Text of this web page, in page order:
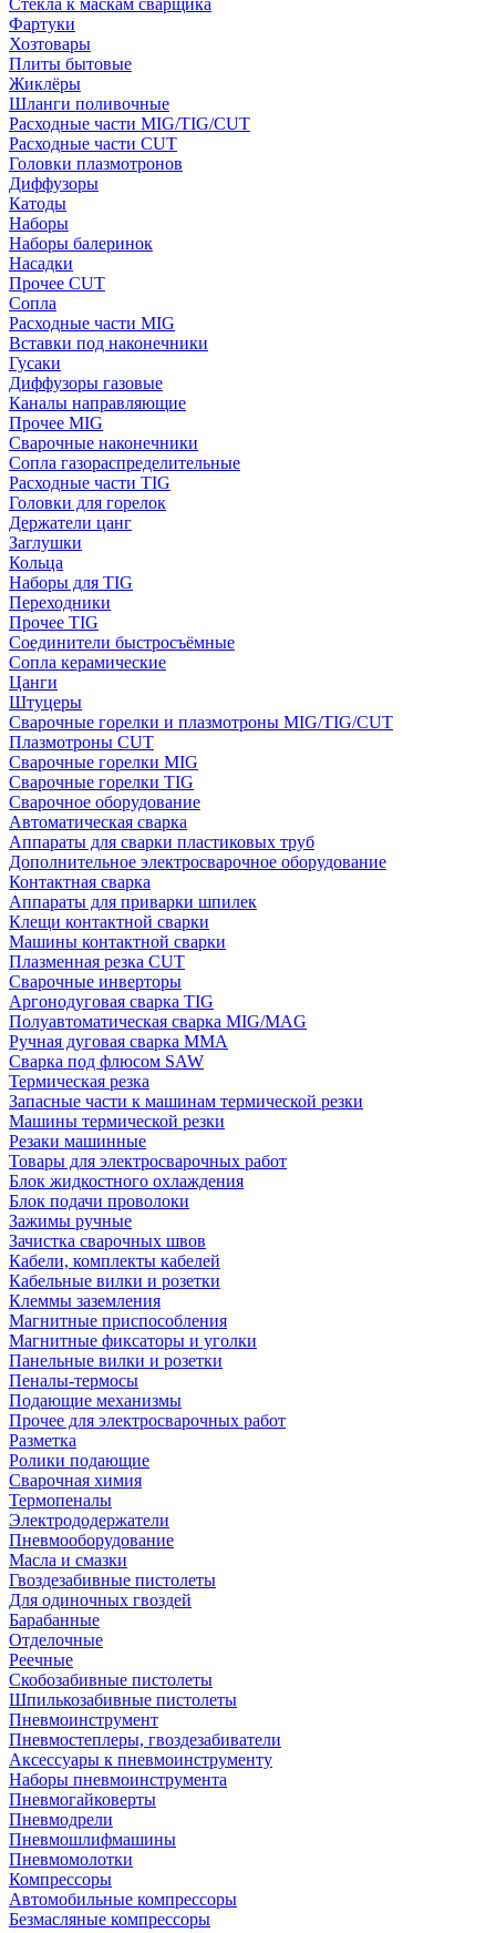
Стёкла к маскам сварщика
Фартуки
Хозтовары
Плиты бытовые
Жиклёры
Шланги поливочные
Расходные части MIG/TIG/CUT
Расходные части CUT
Головки плазмотронов
Диффузоры
Катоды
Наборы
Наборы балеринок
Насадки
Прочее CUT
Сопла
Расходные части MIG
Вставки под наконечники
Гусаки
Диффузоры газовые
Каналы направляющие
Прочее MIG
Сварочные наконечники
Сопла газораспределительные
Расходные части TIG
Головки для горелок
Держатели цанг
Заглушки
Кольца
Наборы для TIG
Переходники
Прочее TIG
Соединители быстросъёмные
Сопла керамические
Цанги
Штуцеры
Сварочные горелки и плазмотроны MIG/TIG/CUT
Плазмотроны CUT
Сварочные горелки MIG
Сварочные горелки TIG
Сварочное оборудование
Автоматическая сварка
Аппараты для сварки пластиковых труб
Дополнительное электросварочное оборудование
Контактная сварка
Аппараты для приварки шпилек
Клещи контактной сварки
Машины контактной сварки
Плазменная резка CUT
Сварочные инверторы
Аргонодуговая сварка TIG
Полуавтоматическая сварка MIG/MAG
Ручная дуговая сварка MMA
Сварка под флюсом SAW
Термическая резка
Запасные части к машинам термической резки
Машины термической резки
Резаки машинные
Товары для электросварочных работ
Блок жидкостного охлаждения
Блок подачи проволоки
Зажимы ручные
Зачистка сварочных швов
Кабели, комплекты кабелей
Кабельные вилки и розетки
Клеммы заземления
Магнитные приспособления
Магнитные фиксаторы и уголки
Панельные вилки и розетки
Пеналы-термосы
Подающие механизмы
Прочее для электросварочных работ
Разметка
Ролики подающие
Сварочная химия
Термопеналы
Электрододержатели
Пневмооборудование
Масла и смазки
Гвоздезабивные пистолеты
Для одиночных гвоздей
Барабанные
Отделочные
Реечные
Скобозабивные пистолеты
Шпилькозабивные пистолеты
Пневмоинструмент
Пневмостеплеры, гвоздезабиватели
Аксессуары к пневмоинструменту
Наборы пневмоинструмента
Пневмогайковерты
Пневмодрели
Пневмошлифмашины
Пневмомолотки
Компрессоры
Автомобильные компрессоры
Безмасляные компрессоры